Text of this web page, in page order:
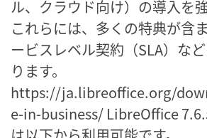
ル、クラウド向け）の導入を
これらには、多くの特典が含
ービスレベル契約（SLA）な
ります。
https://ja.libreoffice.org/
e-in-business/ LibreOffice